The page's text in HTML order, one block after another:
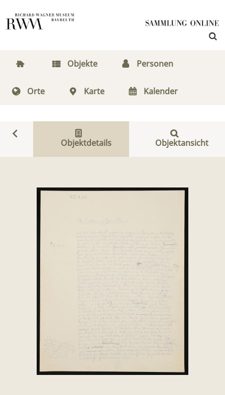
Objekte Personen
Orte Karte Kalender
Objektdetails Objektansicht